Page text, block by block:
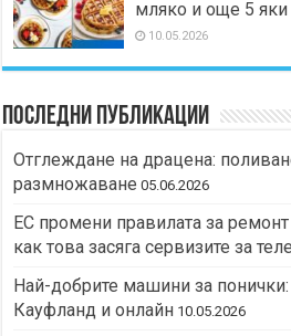
мляко и още 5 яки
10.05.2026
Последни публикации
Отглеждане на драцена:
размножаване 05.06.2026
ЕС промени правилата за
как това засяга сервизите за
Най-добрите машини за
Кауфланд и онлайн 10.05.2026